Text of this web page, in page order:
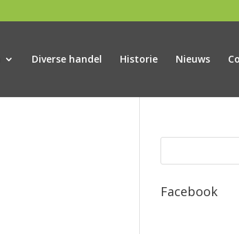
Diverse handel Historie Nieuws
Facebook